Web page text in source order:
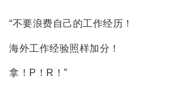
“不要浪费自己的工作经历！
海外工作经验照样加分！
拿！P！R！”